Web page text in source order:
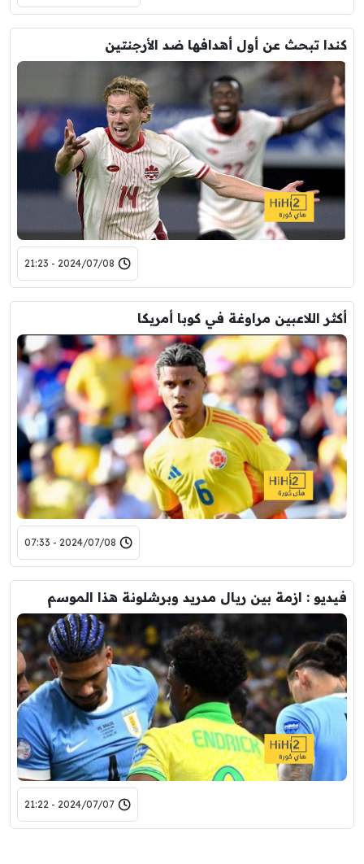
كندا تبحث عن أول أهدافها ضد الأرجنتين
2024/07/08 - 21:23
أكثر اللاعبين مراوغة في كوبا أمريكا
2024/07/08 - 07:33
فيديو : ازمة بين ريال مدريد وبرشلونة هذا الموسم
2024/07/07 - 21:22